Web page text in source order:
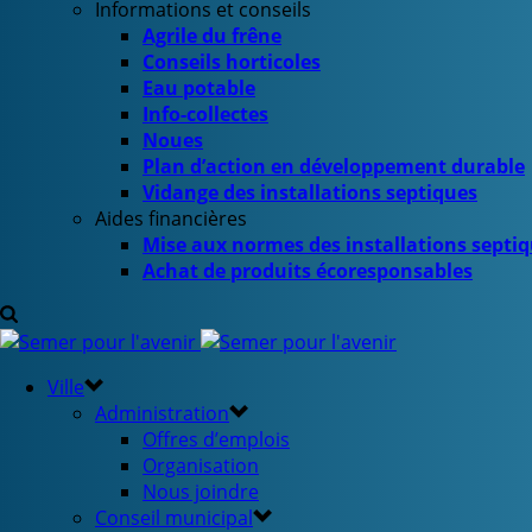
Informations et conseils
Agrile du frêne
Conseils horticoles
Eau potable
Info-collectes
Noues
Plan d’action en développement durable
Vidange des installations septiques
Aides financières
Mise aux normes des installations
Achat de produits écoresponsables
Ville
Administration
Offres d’emplois
Organisation
Nous joindre
Conseil municipal